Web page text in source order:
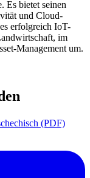
Es bietet seinen
und Cloud-
erfolgreich IoT-
im
Management um.
(PDF)